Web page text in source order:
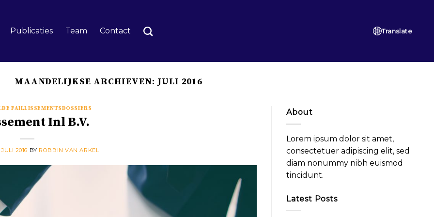
Publicaties Team Contact Translate
MAANDELIJKSE ARCHIEVEN: JULI 2016
FAILLISSEMENTSDOSSIERS
Inl B.V.
2016 BY ROBBIN VAN ARKEL
About
Lorem ipsum dolor sit amet,
consectetuer adipiscing elit, sed
diam nonummy nibh euismod
tincidunt.
Latest Posts